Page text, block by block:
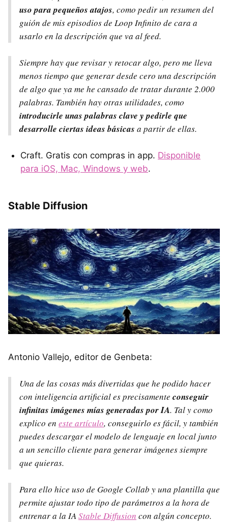
uso para pequeños atajos, como pedir un resumen del
guión de mis episodios de Loop Infinito de cara a
usarlo en la descripción que va al feed.
Siempre hay que revisar y retocar algo, pero me lleva
menos tiempo que generar desde cero una descripción
de algo que ya me he cansado de tratar durante 2.000
palabras. También hay otras utilidades, como
introducirle unas palabras clave y pedirle que
desarrolle ciertas ideas básicas a partir de ellas.
Craft. Gratis con compras in app. Disponible
para iOS, Mac, Windows y web.
Stable Diffusion
Antonio Vallejo, editor de Genbeta:
Una de las cosas más divertidas que he podido hacer
con inteligencia artificial es precisamente conseguir
infinitas imágenes mías generadas por IA. Tal y como
explico en este artículo, conseguirlo es fácil, y también
puedes descargar el modelo de lenguaje en local junto
a un sencillo cliente para generar imágenes siempre
que quieras.
Para ello hice uso de Google Collab y una plantilla que
permite ajustar todo tipo de parámetros a la hora de
entrenar a la IAStable Diffusion con algún concepto.